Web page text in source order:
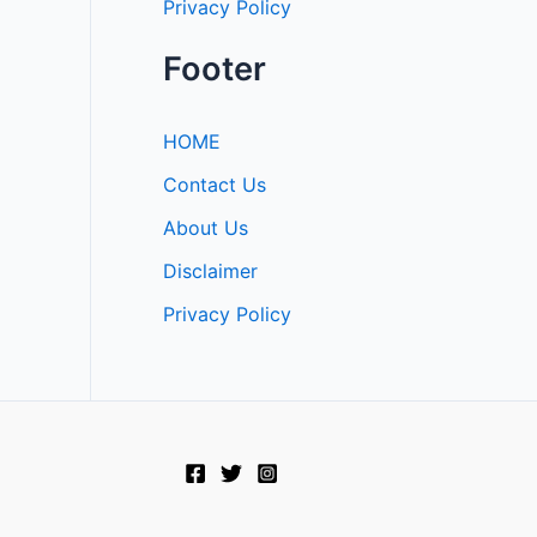
Privacy Policy
Footer
HOME
Contact Us
About Us
Disclaimer
Privacy Policy